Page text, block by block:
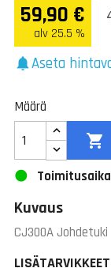
59,90 €
alv 25.5 %
notificationsAseta
Määrä

Kuvaus
CJ300A Johdetuki
LISÄTARVIKKEET